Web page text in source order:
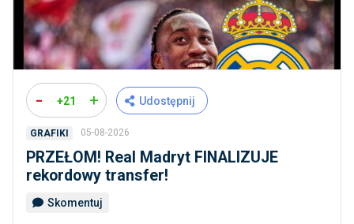
- +21 + Udostępnij
GRAFIKI 05-08-2026
PRZEŁOM! Real Madryt FINALIZUJE
rekordowy transfer!
Skomentuj